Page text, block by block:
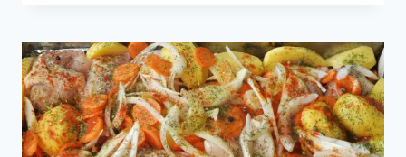
OGÓRKIEM
I
PIECZARKAMI